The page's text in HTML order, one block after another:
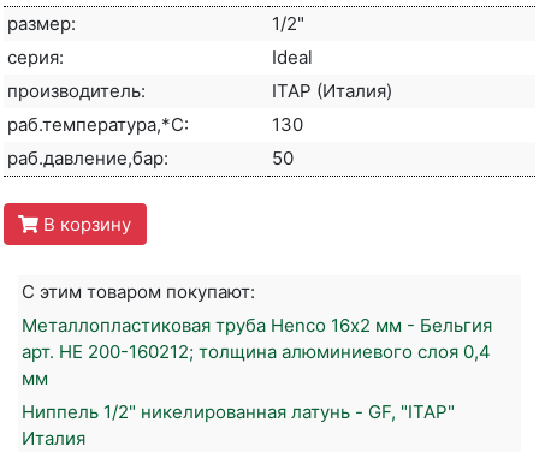
размер:
1/2"
серия:
Ideal
производитель:
ITAP (Италия)
раб.температура,*С:
130
раб.давление,бар:
50
В корзину
С этим товаром покупают:
Металлопластиковая труба Henco 16х2 мм - Бельгия
арт. HE 200-160212; толщина алюминиевого слоя 0,4
мм
Ниппель 1/2" никелированная латунь - GF, "ITAP"
Италия